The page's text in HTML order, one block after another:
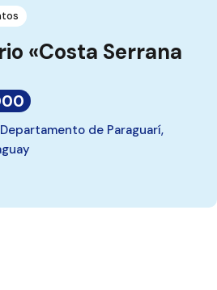
«Costa Serrana
de Paraguarí,